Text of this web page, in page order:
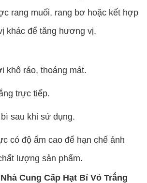
rang muối, rang bơ hoặc kết hợp
khác để tăng hương vị.
khô ráo, thoáng mát.
trực tiếp.
sau khi sử dụng.
có độ ẩm cao để hạn chế ảnh
lượng sản phẩm.
Cung Cấp Hạt Bí Vỏ Trắng